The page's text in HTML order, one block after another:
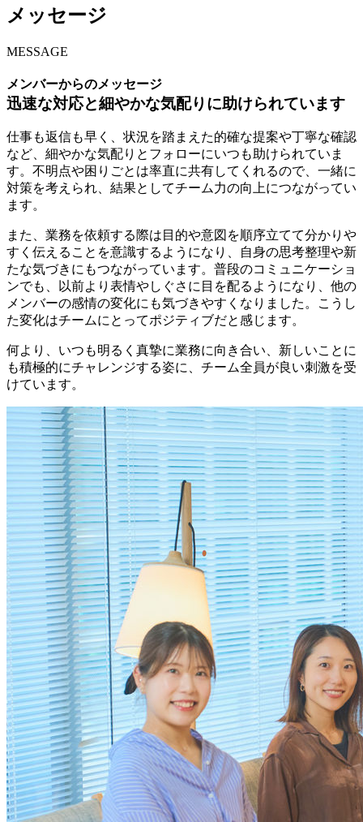
メッセージ
MESSAGE
メンバーからのメッセージ
迅速な対応と細やかな気配りに助けられています
仕事も返信も早く、状況を踏まえた的確な提案や丁寧な確認
など、細やかな気配りとフォローにいつも助けられていま
す。不明点や困りごとは率直に共有してくれるので、一緒に
対策を考えられ、結果としてチーム力の向上につながってい
ます。
また、業務を依頼する際は目的や意図を順序立てて分かりや
すく伝えることを意識するようになり、自身の思考整理や新
たな気づきにもつながっています。普段のコミュニケーショ
ンでも、以前より表情やしぐさに目を配るようになり、他の
メンバーの感情の変化にも気づきやすくなりました。こうし
た変化はチームにとってポジティブだと感じます。
何より、いつも明るく真摯に業務に向き合い、新しいことに
も積極的にチャレンジする姿に、チーム全員が良い刺激を受
けています。